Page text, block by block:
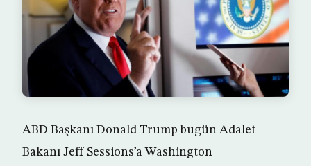
ABD Başkanı Donald Trump bugün Adalet
Bakanı Jeff Sessions’a Washington